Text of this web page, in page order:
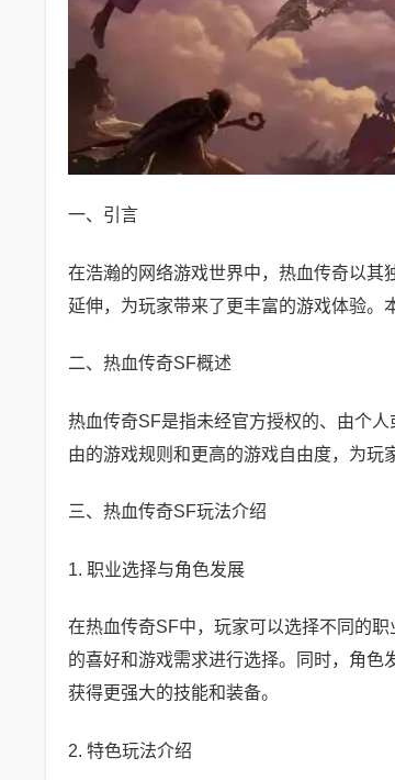
一、引言
在浩瀚的网络游戏世界中，热血传奇以其
延伸，为玩家带来了更丰富的游戏体验。
二、热血传奇SF概述
热血传奇SF是指未经官方授权的、由个
由的游戏规则和更高的游戏自由度，为玩
三、热血传奇SF玩法介绍
1. 职业选择与角色发展
在热血传奇SF中，玩家可以选择不同的
的喜好和游戏需求进行选择。同时，角色
获得更强大的技能和装备。
2. 特色玩法介绍